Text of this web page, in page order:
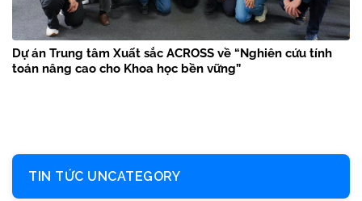
Dự án Trung tâm Xuất sắc ACROSS về “Nghiên cứu tính
toán nâng cao cho Khoa học bền vững”
TIN TỨC UNCATEGORY